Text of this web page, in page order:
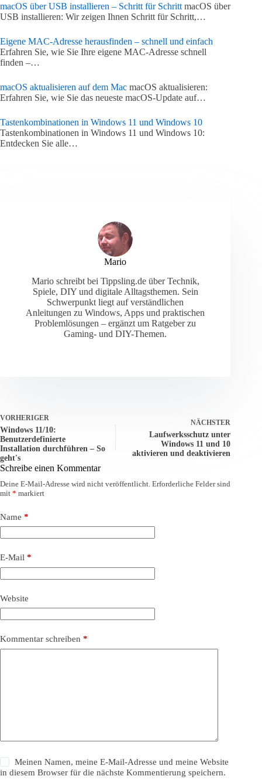
macOS über USB installieren – Schritt für Schritt macOS über
USB installieren: Wir zeigen Ihnen Schritt für Schritt,…
Eigene MAC-Adresse herausfinden – schnell und einfach
Erfahren Sie, wie Sie Ihre eigene MAC-Adresse schnell
finden –…
macOS aktualisieren auf dem Mac macOS aktualisieren:
Erfahren Sie, wie Sie das neueste macOS-Update auf…
Tastenkombinationen in Windows 11 und Windows 10
Tastenkombinationen in Windows 11 und Windows 10:
Entdecken Sie alle…
Mario
Mario schreibt bei Tippsling.de über Technik,
Spiele, DIY und digitale Alltagsthemen. Sein
Schwerpunkt liegt auf verständlichen
Anleitungen zu Windows, Apps und praktischen
Problemlösungen – ergänzt um Ratgeber zu
Gaming- und DIY-Themen.
VORHERIGER
Windows 11/10:
Benutzerdefinierte
Installation durchführen – So
geht's
NÄCHSTER
Laufwerksschutz unter
Windows 11 und 10
aktivieren und deaktivieren
Schreibe einen Kommentar
Deine E-Mail-Adresse wird nicht veröffentlicht. Erforderliche Felder sind
mit * markiert
Name *
E-Mail *
Website
Kommentar schreiben *
Meinen Namen, meine E-Mail-Adresse und meine Website
in diesem Browser für die nächste Kommentierung speichern.